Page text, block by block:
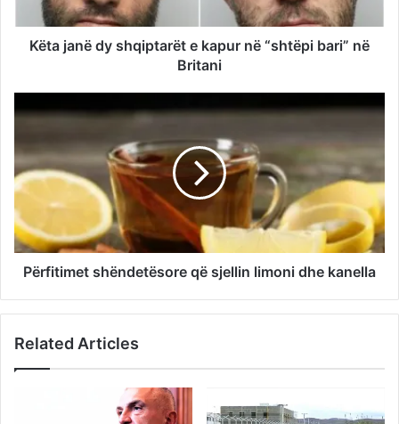
Këta janë dy shqiptarët e kapur në “shtëpi bari” në
Britani
Përfitimet shëndetësore që sjellin limoni dhe kanella
Related Articles